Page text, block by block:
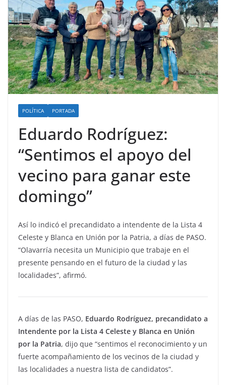
POLÍTICA PORTADA
Eduardo Rodríguez:
“Sentimos el apoyo del
vecino para ganar este
domingo”
Así lo indicó el precandidato a intendente de la Lista 4
Celeste y Blanca en Unión por la Patria, a días de PASO.
“Olavarría necesita un Municipio que trabaje en el
presente pensando en el futuro de la ciudad y las
localidades”, afirmó.
A días de las PASO, Eduardo Rodríguez, precandidato a
Intendente por la Lista 4 Celeste y Blanca en Unión
por la Patria, dijo que “sentimos el reconocimiento y un
fuerte acompañamiento de los vecinos de la ciudad y
las localidades a nuestra lista de candidatos”.